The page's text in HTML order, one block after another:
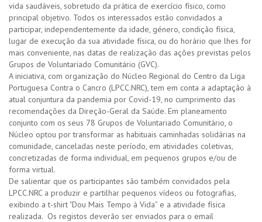
vida saudáveis, sobretudo da prática de exercício físico, como
principal objetivo. Todos os interessados estão convidados a
participar, independentemente da idade, género, condição física,
lugar de execução da sua atividade física, ou do horário que lhes for
mais conveniente, nas datas de realização das ações previstas pelos
Grupos de Voluntariado Comunitário (GVC).
A iniciativa, com organização do Núcleo Regional do Centro da Liga
Portuguesa Contra o Cancro (LPCC.NRC), tem em conta a adaptação à
atual conjuntura da pandemia por Covid-19, no cumprimento das
recomendações da Direção-Geral da Saúde. Em planeamento
conjunto com os seus 78 Grupos de Voluntariado Comunitário, o
Núcleo optou por transformar as habituais caminhadas solidárias na
comunidade, canceladas neste período, em atividades coletivas,
concretizadas de forma individual, em pequenos grupos e/ou de
forma virtual.
De salientar que os participantes são também convidados pela
LPCC.NRC a produzir e partilhar pequenos vídeos ou fotografias,
exibindo a t-shirt "Dou Mais Tempo à Vida” e a atividade física
realizada. Os registos deverão ser enviados para o email